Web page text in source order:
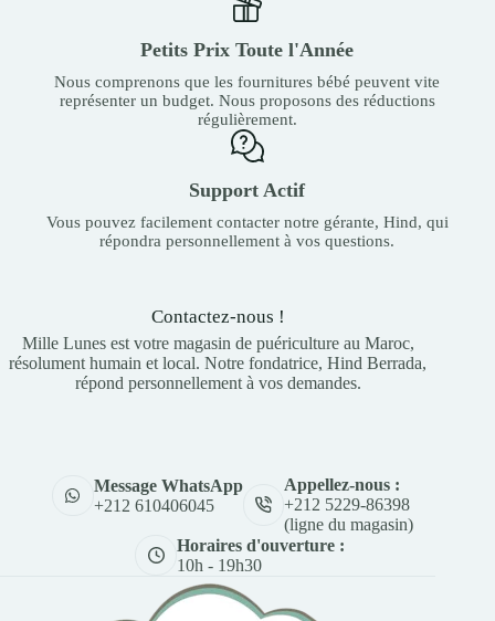
Petits Prix Toute l'Année
Nous comprenons que les fournitures bébé peuvent vite
représenter un budget. Nous proposons des réductions
régulièrement.
Support Actif
Vous pouvez facilement contacter notre gérante, Hind, qui
répondra personnellement à vos questions.
Contactez-nous !
Mille Lunes est votre magasin de puériculture au Maroc,
résolument humain et local. Notre fondatrice, Hind Berrada,
répond personnellement à vos demandes.
Message WhatsApp
+212 610406045
Appellez-nous :
+212 5229-86398
(ligne du magasin)
Horaires d'ouverture :
10h - 19h30